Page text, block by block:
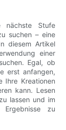
nächste Stufe
suchen – eine
diesem Artikel
einer
Egal, ob
erst anfangen,
Ihre Kreationen
kann. Lesen
lassen und im
Ergebnisse zu